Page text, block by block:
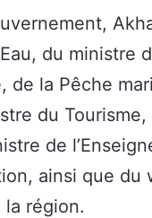
du ministre
de la Pêche
du Tourisme,
de
ainsi que du
région.